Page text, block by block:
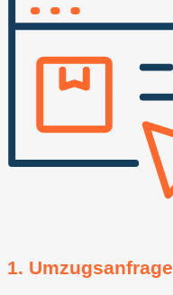
1. Umzugsanfrage